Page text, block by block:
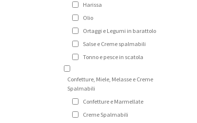
Harissa
Olio
Ortaggi e Legumi in barattolo
Salse e Creme spalmabili
Tonno e pesce in scatola
Confetture, Miele, Melasse e Creme
Spalmabili
Confetture e Marmellate
Creme Spalmabili